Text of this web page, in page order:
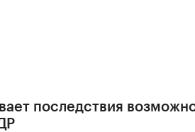
последствия